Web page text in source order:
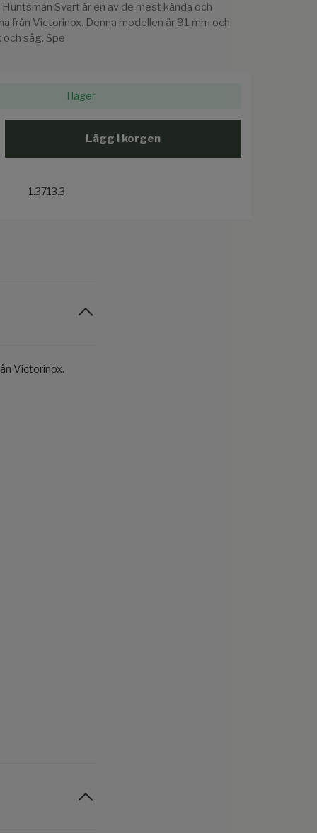
Svart är en av de mest kända och
från Victorinox. Denna modellen är 91 mm och
och såg. Spe
I lager
Lägg i korgen
1.3713.3
Victorinox.